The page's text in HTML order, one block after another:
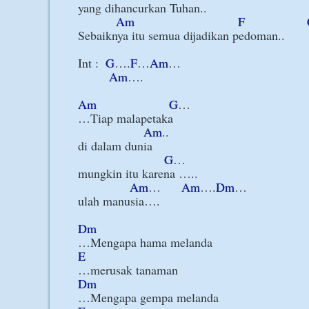
yang dihancurkan Tuhan..
Am
F
Sebaiknya itu semua dijadikan pedoman..
Int : G….F…Am…
Am….
Am
G…
…Tiap malapetaka
Am..
di dalam dunia
G…
mungkin itu karena …..
Am… Am….Dm…
ulah manusia….
Dm
E
Dm